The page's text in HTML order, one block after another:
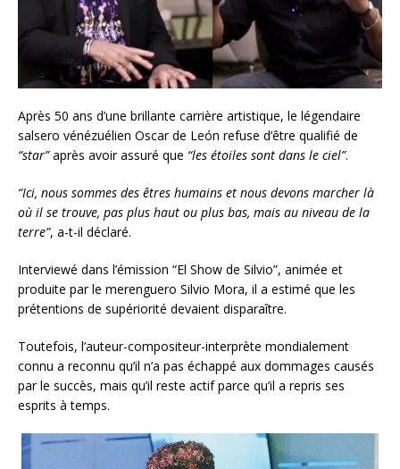
Après 50 ans d’une brillante carrière artistique, le légendaire
salsero vénézuélien Oscar de León refuse d’être qualifié de
“star”après avoir assuré que “les étoiles sont dans le ciel”.
“Ici, nous sommes des êtres humains et nous devons marcher là
où il se trouve, pas plus haut ou plus bas, mais au niveau de la
terre”, a-t-il déclaré.
Interviewé dans l’émission “El Show de Silvio”, animée et
produite par le merenguero Silvio Mora, il a estimé que les
prétentions de supériorité devaient disparaître.
Toutefois, l’auteur-compositeur-interprète mondialement
connu a reconnu qu’il n’a pas échappé aux dommages causés
par le succès, mais qu’il reste actif parce qu’il a repris ses
esprits à temps.